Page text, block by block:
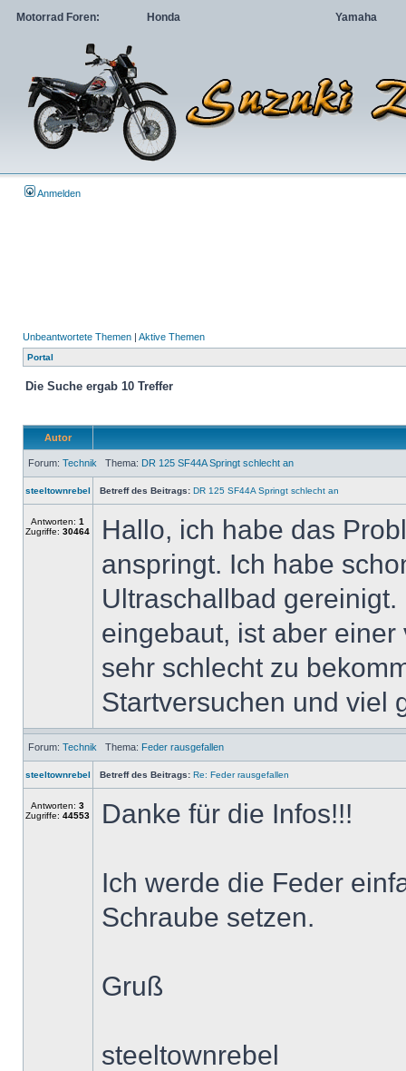
Motorrad Foren: Honda Yamaha
Anmelden
Unbeantwortete Themen | Aktive Themen
Portal
Die Suche ergab 10 Treffer
Autor
Forum: Technik Thema: DR 125 SF44A Springt schlecht an
steeltownrebel Betreff des Beitrags: DR 125 SF44A Springt schlecht an
Antworten:1
Zugriffe:30464
Hallo, ich habe das
anspringt. Ich habe
Ultraschallbad
eingebaut, ist aber
sehr schlecht zu
Startversuchen und viel
Forum: Technik Thema: Feder rausgefallen
steeltownrebel Betreff des Beitrags: Re: Feder rausgefallen
Antworten:3
Zugriffe:44553 Danke für die Infos!!!
Ich werde die Feder
Schraube setzen.
Gruß
steeltownrebel